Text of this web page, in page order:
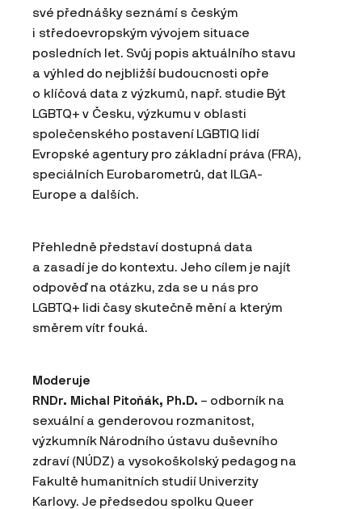
své přednášky seznámí s českým
i středoevropským vývojem situace
posledních let. Svůj popis aktuálního stavu
a výhled do nejbližší budoucnosti opře
o klíčová data z výzkumů, např. studie Být
LGBTQ+ v Česku, výzkumu v oblasti
společenského postavení LGBTIQ lidí
Evropské agentury pro základní práva (FRA),
speciálních Eurobarometrů, dat ILGA-
Europe a dalších.
Přehledně představí dostupná data
a zasadí je do kontextu. Jeho cílem je najít
odpověď na otázku, zda se u nás pro
LGBTQ+ lidi časy skutečně mění a kterým
směrem vítr fouká.
Moderuje
RNDr. Michal Pitoňák, Ph.D. – odborník na
sexuální a genderovou rozmanitost,
výzkumník Národního ústavu duševního
zdraví (NÚDZ) a vysokoškolský pedagog na
Fakultě humanitních studií Univerzity
Karlovy. Je předsedou spolku Queer